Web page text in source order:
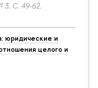
3. С. 49-62.
юридические и
целого и